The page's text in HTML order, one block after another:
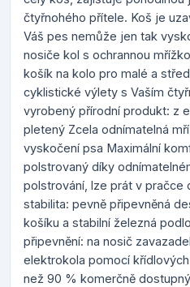
čtyřnohého přítele. Koš je
Váš pes nemůže jen tak
nosiče kol s ochrannou
košík na kolo pro malé a
cyklistické výlety s Vaším
vyrobený přírodní produkt: z
pletený Zcela odnímatelná
vyskočení psa Maximální
polstrovaný díky
polstrování, lze prát v pračce
stabilita: pevně připevněná
košíku a stabilní železná
připevnění: na nosič
elektrokola pomocí
než 90 % komerčně